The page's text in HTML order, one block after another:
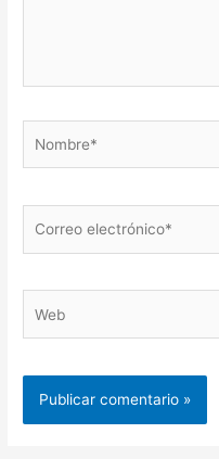
electrónico*